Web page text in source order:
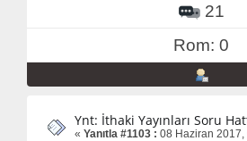
21
Rom: 0
Ynt: İthaki Yayınları Soru
« Yanıtla #1103 : 08 Haziran 2017,